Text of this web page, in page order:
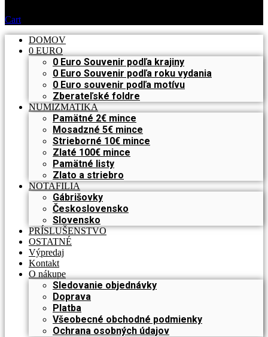
Cart
DOMOV
0 EURO
0 Euro Souvenir podľa krajiny
0 Euro Souvenir podľa roku vydania
0 Euro souvenir podľa motívu
Zberateľské foldre
NUMIZMATIKA
Pamätné 2€ mince
Mosadzné 5€ mince
Strieborné 10€ mince
Zlaté 100€ mince
Pamätné listy
Zlato a striebro
NOTAFILIA
Gábrišovky
Československo
Slovensko
PRÍSLUŠENSTVO
OSTATNÉ
Výpredaj
Kontakt
O nákupe
Sledovanie objednávky
Doprava
Platba
Všeobecné obchodné podmienky
Ochrana osobných údajov